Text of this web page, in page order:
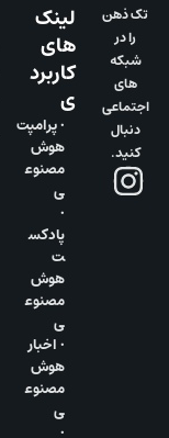
تک ذهن
را در
شبکه
های
اجتماعی
دنبال
کنید.
لینک
های
کاربرد
ی
• پرامپت
هوش
مصنوع
ی
•
پادکس
ت
هوش
مصنوع
ی
• اخبار
هوش
مصنوع
ی